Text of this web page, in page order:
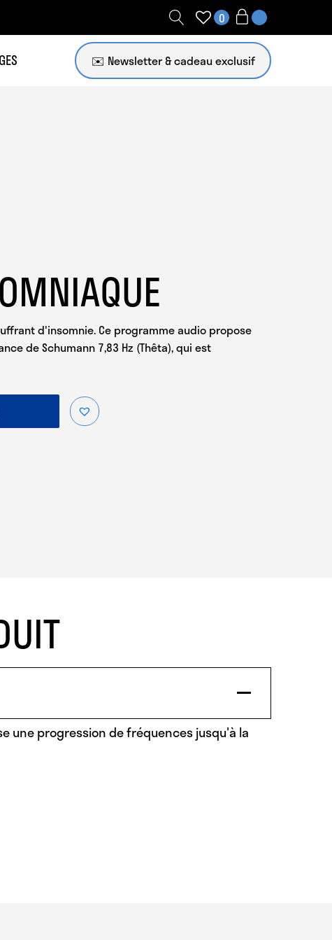
0
✉️ Newsletter
d'insomnie. Ce programme audio propose
de Schumann 7,83 Hz (Thêta), qui est
une progression de fréquences jusqu'à la